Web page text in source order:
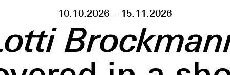
10.10.2026 – 15.11.2026